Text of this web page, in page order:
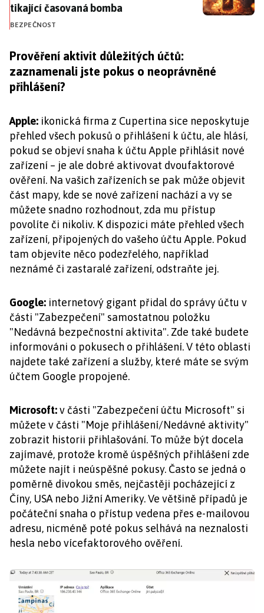
tikající časovaná bomba
BEZPEČNOST
Prověření aktivit důležitých účtů:
zaznamenali jste pokus o neoprávněné
přihlášení?
Apple: ikonická firma z Cupertina sice neposkytuje
přehled všech pokusů o přihlášení k účtu, ale hlásí,
pokud se objeví snaha k účtu Apple přihlásit nové
zařízení – je ale dobré aktivovat dvoufaktorové
ověření. Na vašich zařízeních se pak může objevit
část mapy, kde se nové zařízení nachází a vy se
můžete snadno rozhodnout, zda mu přístup
povolíte či nikoliv. K dispozici máte přehled všech
zařízení, připojených do vašeho účtu Apple. Pokud
tam objevíte něco podezřelého, například
neznámé či zastaralé zařízení, odstraňte jej.
Google: internetový gigant přidal do správy účtu v
části "Zabezpečení" samostatnou položku
"Nedávná bezpečnostní aktivita". Zde také budete
informováni o pokusech o přihlášení. V této oblasti
najdete také zařízení a služby, které máte se svým
účtem Google propojené.
Microsoft:v části "Zabezpečení účtu Microsoft" si
můžete v části "Moje přihlášení/Nedávné aktivity"
zobrazit historii přihlašování. To může být docela
zajímavé, protože kromě úspěšných přihlášení zde
můžete najít i neúspěšné pokusy. Často se jedná o
poměrně divokou směs, nejčastěji pocházející z
Číny, USA nebo Jižní Ameriky. Ve většině případů je
počáteční snaha o přístup vedena přes e-mailovou
adresu, nicméně poté pokus selhává na neznalosti
hesla nebo vícefaktorového ověření.